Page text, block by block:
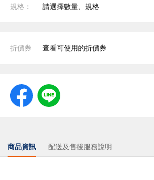
規格： 請選擇數量、規格
折價券 查看可使用的折價券
商品資訊 配送及售後服務說明